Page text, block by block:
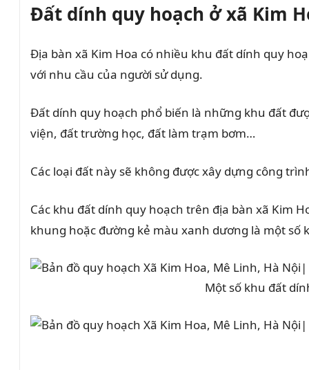
Đất dính quy hoạch ở xã Kim
Địa bàn xã Kim Hoa có nhiều khu đất dính quy
với nhu cầu của người sử dụng.
Đất dính quy hoạch phổ biến là những khu đất
viện, đất trường học, đất làm trạm bơm…
Các loại đất này sẽ không được xây dựng công
Các khu đất dính quy hoạch trên địa bàn xã Kim
khung hoặc đường kẻ màu xanh dương là một số
Một số khu đất